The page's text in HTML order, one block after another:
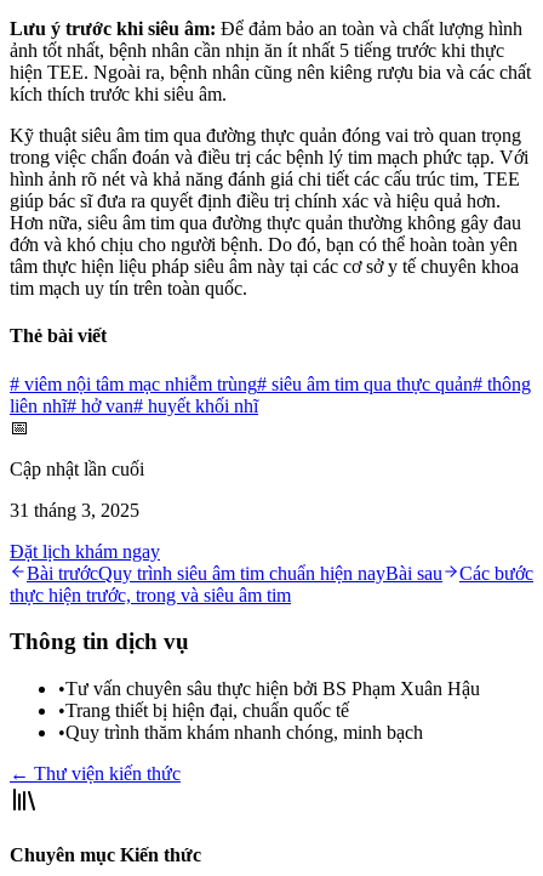
Lưu ý trước khi siêu âm: Để đảm bảo an toàn và chất lượng hình
ảnh tốt nhất, bệnh nhân cần nhịn ăn ít nhất 5 tiếng trước khi thực
hiện TEE. Ngoài ra, bệnh nhân cũng nên kiêng rượu bia và các chất
kích thích trước khi siêu âm.
Kỹ thuật siêu âm tim qua đường thực quản đóng vai trò quan trọng
trong việc chẩn đoán và điều trị các bệnh lý tim mạch phức tạp. Với
hình ảnh rõ nét và khả năng đánh giá chi tiết các cấu trúc tim, TEE
giúp bác sĩ đưa ra quyết định điều trị chính xác và hiệu quả hơn.
Hơn nữa, siêu âm tim qua đường thực quản thường không gây đau
đớn và khó chịu cho người bệnh. Do đó, bạn có thể hoàn toàn yên
tâm thực hiện liệu pháp siêu âm này tại các cơ sở y tế chuyên khoa
tim mạch uy tín trên toàn quốc.
Thẻ bài viết
# viêm nội tâm mạc nhiễm trùng# siêu âm tim qua thực quản# thông
liên nhĩ# hở van# huyết khối nhĩ
📅
Cập nhật lần cuối
31 tháng 3, 2025
Đặt lịch khám ngay
Bài trướcQuy trình siêu âm tim chuẩn hiện nayBài sau
Các bước
thực hiện trước, trong và siêu âm tim
Thông tin dịch vụ
•Tư vấn chuyên sâu thực hiện bởi BS Phạm Xuân Hậu
•Trang thiết bị hiện đại, chuẩn quốc tế
•Quy trình thăm khám nhanh chóng, minh bạch
← Thư viện kiến thức
Chuyên mục Kiến thức